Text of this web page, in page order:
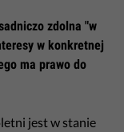
zdolna "w
w konkretnej
ma prawo do
jest w stanie